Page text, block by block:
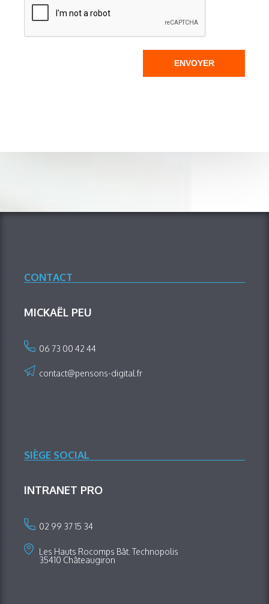
ENVOYER
CONTACT
MICKAËL PEU
06 73 00 42 44
contact@pensons-digital.fr
SIÈGE SOCIAL
INTRANET PRO
02 99 37 15 34
Les Hauts Rocomps Bât. Technopolis
35410 Châteaugiron